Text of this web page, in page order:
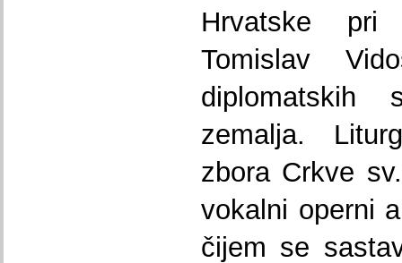
Hrvatske
Tomislav
diplomatskih
zemalja.
zbora Crkve
vokalni operni
čijem se